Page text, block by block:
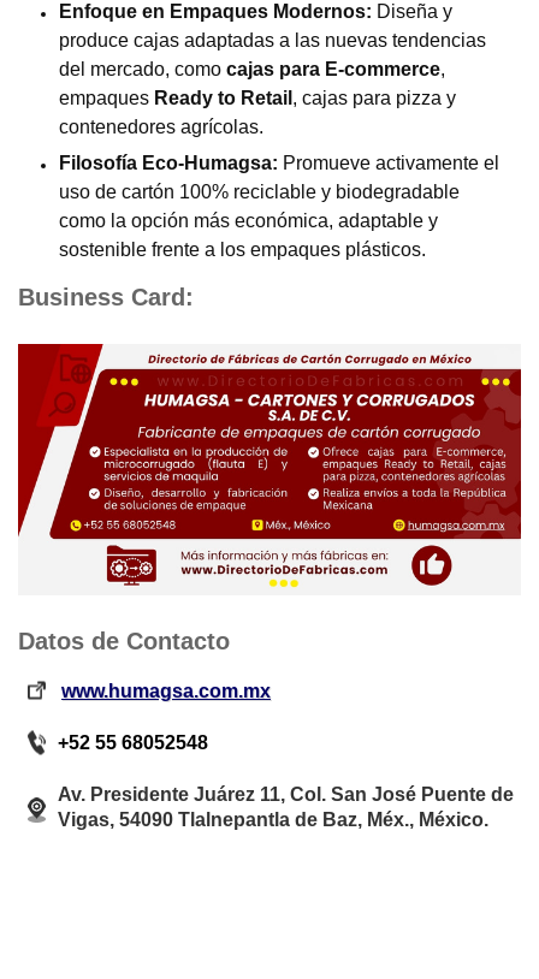
Enfoque en Empaques Modernos: Diseña y
produce cajas adaptadas a las nuevas tendencias
del mercado, como cajas para E-commerce,
empaques Ready to Retail , cajas para pizza y
contenedores agrícolas.
Filosofía Eco-Humagsa: Promueve activamente el
uso de cartón 100% reciclable y biodegradable
como la opción más económica, adaptable y
sostenible frente a los empaques plásticos.
Business Card:
Datos de Contacto
www.humagsa.com.mx
+52 55 68052548
Av. Presidente Juárez 11, Col. San José Puente de
Vigas, 54090 Tlalnepantla de Baz, Méx., México.